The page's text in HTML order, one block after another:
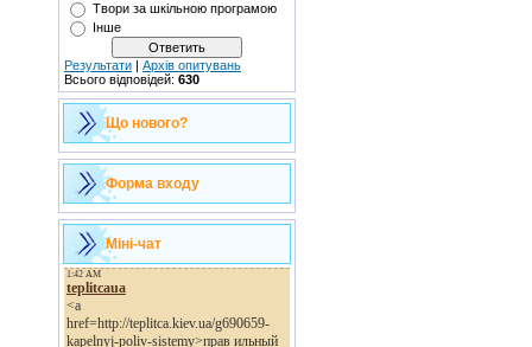
Твори за шкільною програмою
Інше
Результати | Архів опитувань
Всього відповідей: 630
Що нового?
Форма входу
Міні-чат